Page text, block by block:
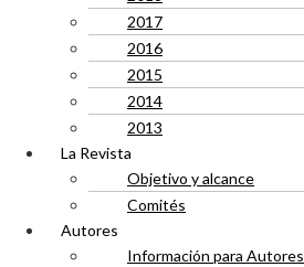
2017
2016
2015
2014
2013
La Revista
Objetivo y alcance
Comités
Autores
Información para Autores